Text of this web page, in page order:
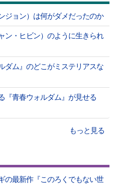
ジョン）は何がダメだったのか
ン・ヒビン）のように生きられ
ダム』のどこがミステリアスな
『青春ウォルダム』が見せる
もっと見る
の最新作『このろくでもない世